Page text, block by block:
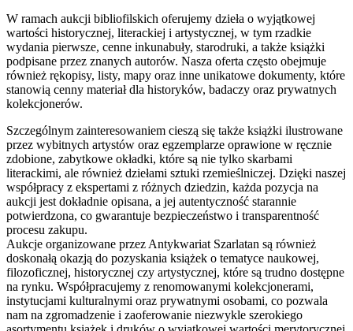
W ramach aukcji bibliofilskich oferujemy dzieła o wyjątkowej
wartości historycznej, literackiej i artystycznej, w tym rzadkie
wydania pierwsze, cenne inkunabuły, starodruki, a także książki
podpisane przez znanych autorów. Nasza oferta często obejmuje
również rękopisy, listy, mapy oraz inne unikatowe dokumenty, które
stanowią cenny materiał dla historyków, badaczy oraz prywatnych
kolekcjonerów.
Szczególnym zainteresowaniem cieszą się także książki ilustrowane
przez wybitnych artystów oraz egzemplarze oprawione w ręcznie
zdobione, zabytkowe okładki, które są nie tylko skarbami
literackimi, ale również dziełami sztuki rzemieślniczej. Dzięki naszej
współpracy z ekspertami z różnych dziedzin, każda pozycja na
aukcji jest dokładnie opisana, a jej autentyczność starannie
potwierdzona, co gwarantuje bezpieczeństwo i transparentność
procesu zakupu.
Aukcje organizowane przez Antykwariat Szarlatan są również
doskonałą okazją do pozyskania książek o tematyce naukowej,
filozoficznej, historycznej czy artystycznej, które są trudno dostępne
na rynku. Współpracujemy z renomowanymi kolekcjonerami,
instytucjami kulturalnymi oraz prywatnymi osobami, co pozwala
nam na zgromadzenie i zaoferowanie niezwykle szerokiego